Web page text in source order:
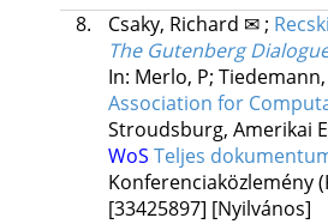
8.
Csaky, Richard ✉;
The Gutenberg
In: Merlo, P; Tiedemann,
Association for
Stroudsburg, Amerikai
WoS Teljes
Konferenciaközlemény
[33425897] [Nyilvános]